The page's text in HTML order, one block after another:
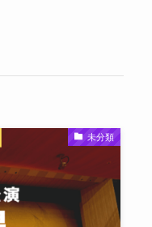
未分類